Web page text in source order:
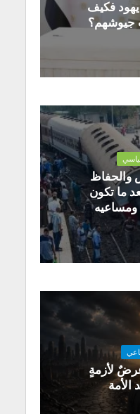
يهود فكيف
جيوشهم؟
والحفاظ
ما تكون
لأزمةٍ